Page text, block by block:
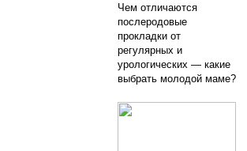
Чем отличаются
послеродовые
прокладки от
регулярных и
урологических — какие
выбрать молодой маме?